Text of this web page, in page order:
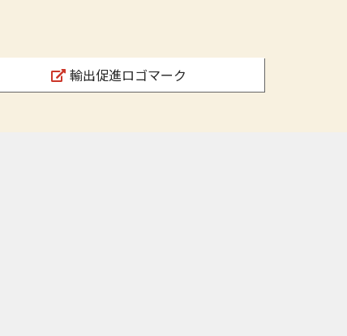
輸出促進ロゴマーク